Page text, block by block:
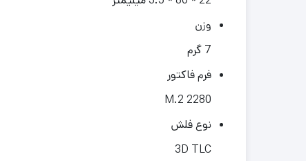
وزن
7 گرم
فرم فاکتور
M.2 2280
نوع فلش
3D TLC